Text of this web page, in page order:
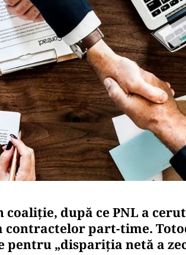
coaliție, după ce PNL a
contractelor part-time.
pentru „dispariția netă a